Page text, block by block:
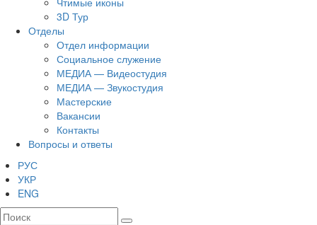
3D Тур
Отделы
Отдел информации
Социальное служение
МЕДИА — Видеостудия
МЕДИА — Звукостудия
Мастерские
Вакансии
Контакты
Вопросы и ответы
РУС
УКР
ENG